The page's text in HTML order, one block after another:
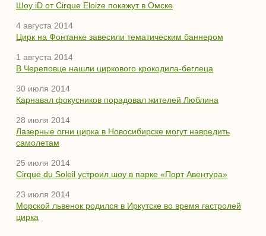
Шоу iD от Cirque Eloize покажут в Омске
4 августа 2014
Цирк на Фонтанке завесили тематическим баннером
1 августа 2014
В Череповце нашли циркового крокодила-беглеца
30 июля 2014
Карнавал фокусников порадовал жителей Люблина
28 июля 2014
Лазерные огни цирка в Новосибирске могут навредить
самолетам
25 июля 2014
Cirque du Soleil устроил шоу в парке «Порт Авентура»
23 июля 2014
Морской львенок родился в Иркутске во время гастролей
цирка